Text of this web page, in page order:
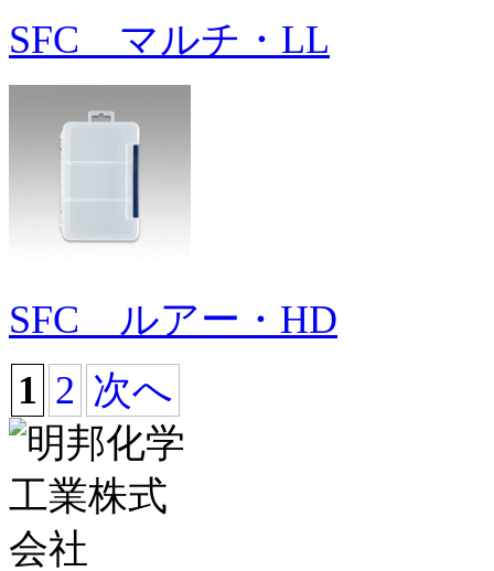
SFC マルチ・LL
SFC ルアー・HD
1 2 次へ